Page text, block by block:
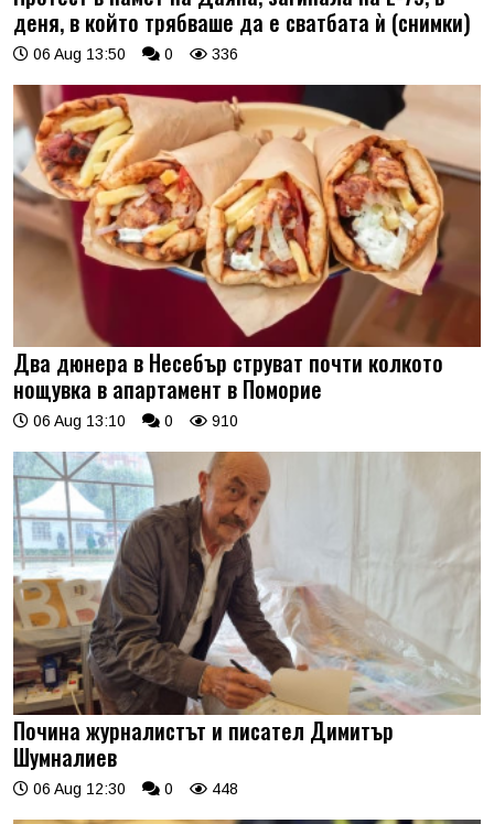
деня, в който трябваше да е сватбата ѝ (снимки)
06 Aug 13:50 0 336
Два дюнера в Несебър струват почти колкото
нощувка в апартамент в Поморие
06 Aug 13:10 0 910
Почина журналистът и писател Димитър
Шумналиев
06 Aug 12:30 0 448